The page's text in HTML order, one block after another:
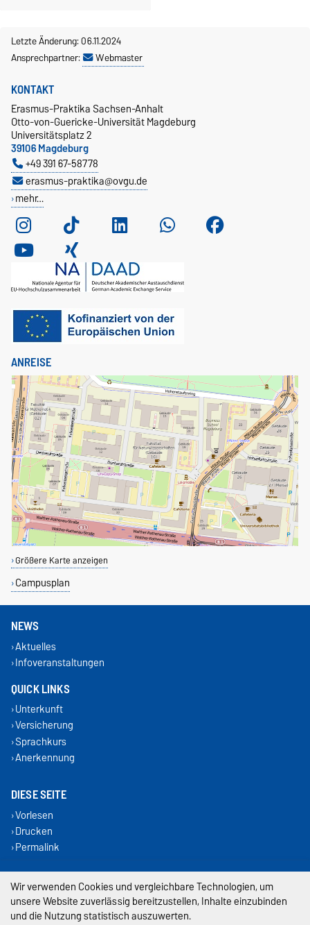
Letzte Änderung: 06.11.2024
Ansprechpartner:
Webmaster
KONTAKT
Erasmus-Praktika Sachsen-Anhalt
Otto-von-Guericke-Universität Magdeburg
Universitätsplatz 2
39106 Magdeburg
+49 391 67-58778
erasmus-praktika@ovgu.de
mehr…
ANREISE
Größere Karte anzeigen
Campusplan
NEWS
Aktuelles
Infoveranstaltungen
QUICK LINKS
Unterkunft
Versicherung
Sprachkurs
Anerkennung
DIESE SEITE
Vorlesen
Drucken
Permalink
Impressum
Datenschutz
Wir verwenden Cookies und vergleichbare Technologien, um
unsere Website zuverlässig bereitzustellen, Inhalte einzubinden
und die Nutzung statistisch auszuwerten.